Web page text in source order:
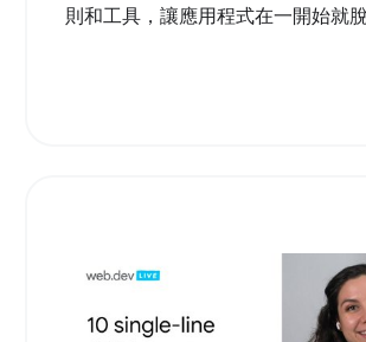
則和工具，讓應用程式在一開始就